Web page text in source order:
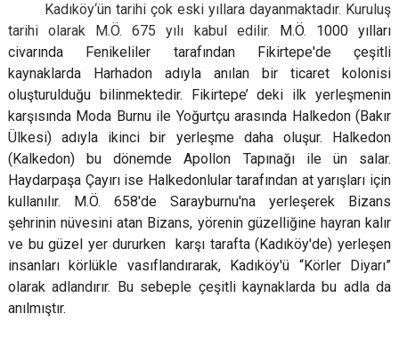
Bağcılar
Bahçelievler
Bakırköy
Bayrampaşa
Beşiktaş
Beykoz
Beyoğlu
Büyükçekmece
Çatalca
Esenler
Eyüpsultan
Güngören
Kadıköy
Kağıthane
Kartal
Küçükçekmece
Maltepe
Pendik
Sarıyer
Şile
Silivri
Şişli
Ümraniye
Üsküdar
Zeytinburnu
Arnavutköy
Ataşehir
Başakşehir
Beylikdüzü
Çekmeköy
Esenyurt
Sancaktepe
Sultangazi
Kadıköy‘ün tarihi çok eski yıllara dayanmaktadır. Kuruluş
tarihi olarak M.Ö. 675 yılı kabul edilir.
M.Ö. 1000 yılları
civarında Fenikeliler tarafından Fikirtepe'de çeşitli
kaynaklarda Harhadon adıyla anılan bir ticaret kolonisi
oluşturulduğu bilinmektedir. Fikirtepe’ deki ilk yerleşmenin
karşısında Moda Burnu ile Yoğurtçu arasında Halkedon (Bakır
Ülkesi) adıyla ikinci bir yerleşme daha oluşur. Halkedon
(Kalkedon) bu dönemde Apollon Tapınağı ile ün salar.
Haydarpaşa Çayırı ise Halkedonlular tarafından at yarışları için
kullanılır. M.Ö. 658'de Sarayburnu'na yerleşerek Bizans
şehrinin nüvesini atan Bizans, yörenin güzelliğine hayran kalır
ve bu güzel yer dururken karşı tarafta (Kadıköy'de) yerleşen
insanları körlükle vasıflandırarak, Kadıköy'ü “Körler Diyarı”
olarak adlandırır. Bu sebeple çeşitli kaynaklarda bu adla da
anılmıştır.